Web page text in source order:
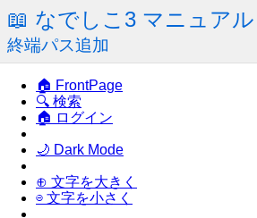
📖 なでしこ3 マニュアル
終端パス追加
🏠 FrontPage
🔍 検索
🏠 ログイン
🌙 Dark Mode
⊕ 文字を大きく
⊖ 文字を小さく